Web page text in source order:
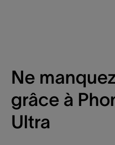
Ne
grâce à
Ultra​ ​